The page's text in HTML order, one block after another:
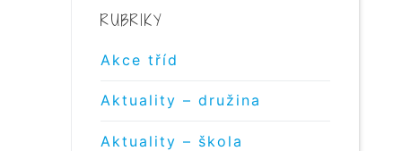
RUBRIKY
Akce tříd
Aktuality – družina
Aktuality – škola